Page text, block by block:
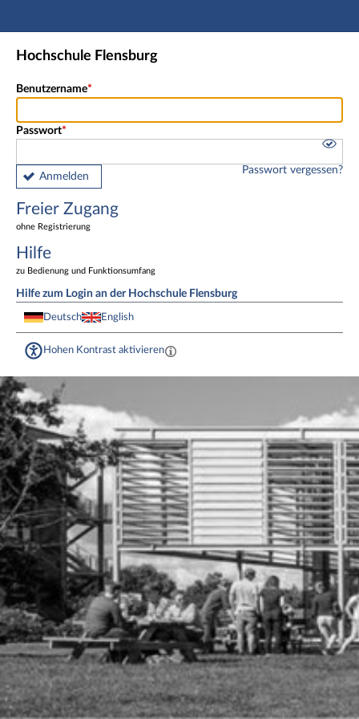
Hauptnavigation
Freier Zugang
Fußzeile
Hochschule Flensburg
Benutzername
Passwort
Anmelden
Passwort vergessen?
Freier Zugang
ohne Registrierung
Hilfe
zu Bedienung und Funktionsumfang
Hilfe zum Login an der Hochschule Flensburg
Deutsch English
Hohen Kontrast aktivieren